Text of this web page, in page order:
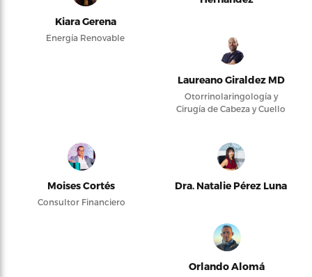
Kiara Gerena
Energía Renovable
Laureano Giraldez MD
Otorrinolaringología y
Cirugía de Cabeza y Cuello
Moises Cortés
Consultor Financiero
Dra. Natalie Pérez Luna
Orlando Alomá